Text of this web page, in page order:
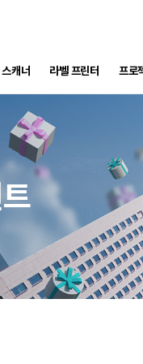
스캐너 라벨 프린터 프로